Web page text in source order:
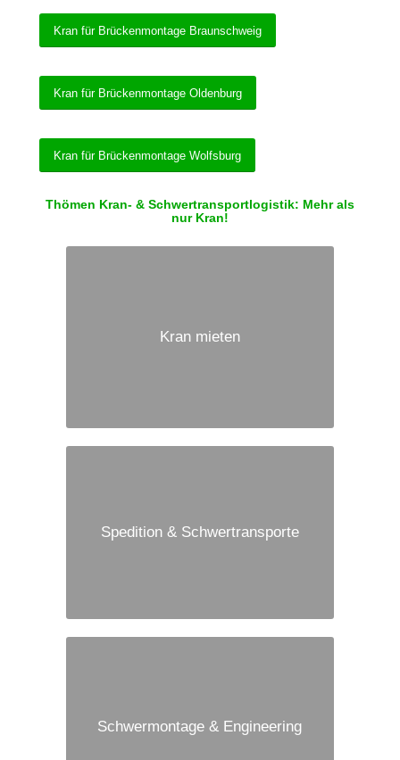
Kran für Brückenmontage Braunschweig
Kran für Brückenmontage Oldenburg
Kran für Brückenmontage Wolfsburg
Thömen Kran- & Schwertransportlogistik: Mehr als
nur Kran!
Kran mieten
Spedition & Schwertransporte
Schwermontage & Engineering